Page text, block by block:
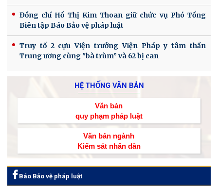
Đồng chí Hồ Thị Kim Thoan giữ chức vụ Phó Tổng
Biên tập Báo Bảo vệ pháp luật
Truy tố 2 cựu Viện trưởng Viện Pháp y tâm thần
Trung ương cùng "bà trùm” và 62 bị can
HỆ THỐNG VĂN BẢN
Văn bản
quy phạm pháp luật
Văn bản ngành
Kiểm sát nhân dân
Báo Bảo vệ pháp luật